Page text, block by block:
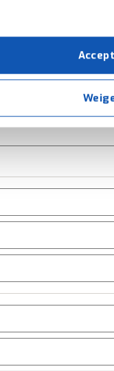
zorgen we
goed werkt.
advertenties
op
plaatsen we alleen
voorkeurenpagina.